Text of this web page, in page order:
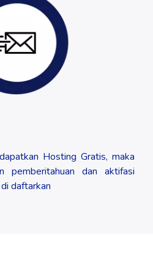
Hosting Gratis, maka
pemberitahuan dan aktifasi
daftarkan